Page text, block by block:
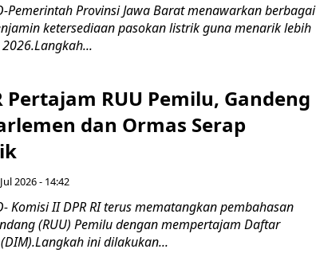
Pemerintah Provinsi Jawa Barat menawarkan berbagai
ketersediaan pasokan listrik guna menarik lebih
Pertajam RUU Pemilu, Gandeng
dan Ormas Serap
2026 - 14:42
Komisi II DPR RI terus mematangkan pembahasan
(RUU) Pemilu dengan mempertajam Daftar
ini dilakukan...